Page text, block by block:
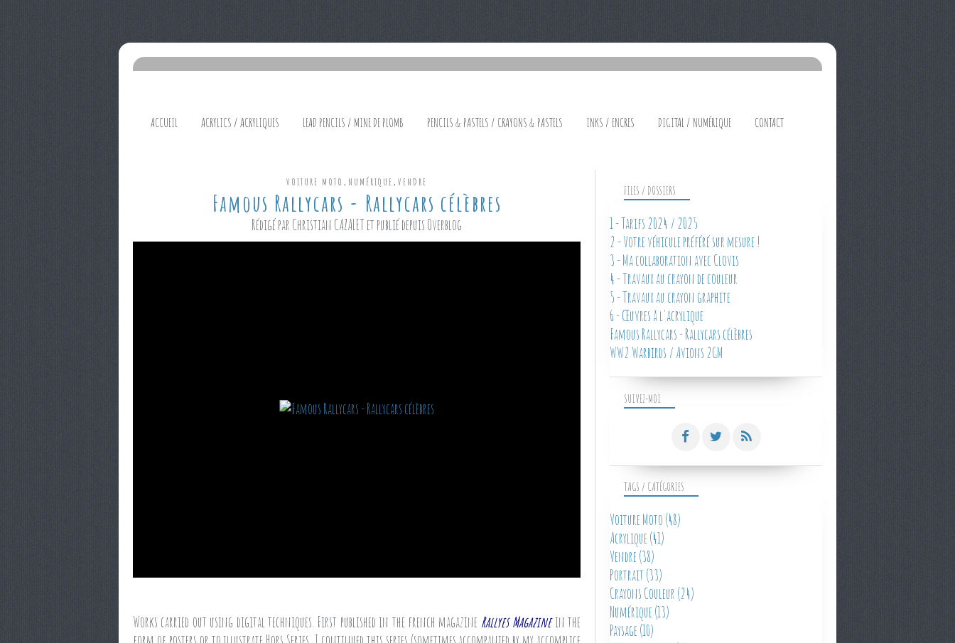
ACCUEIL ACRYLICS / ACRYLIQUES LEAD PENCILS / MINE DE PLOMB PENCILS & PASTELS / CRAYONS & PASTELS INKS / ENCRES DIGITAL / NUMÉRIQUE CONTACT
VOITURE MOTO , NUMÉRIQUE , VENDRE
Famous Rallycars - Rallycars célèbres
Rédigé par Christian CAZALET et publié depuis Overblog
Works carried out using digital techniques. First published in the french magazine Rallyes Magazinein the
SUIVEZ-MOI
FILES / DOSSIERS
1 - Tarifs 2024 / 2025
2 - Votre véhicule préféré sur mesure !
3 - Ma collaboration avec Clovis
4 - Travaux au crayon de couleur
5 - Travaux au crayon graphite
6 - Œuvres à l'acrylique
Famous Rallycars - Rallycars célèbres
WW2 Warbirds / Avions 2GM
TAGS / CATÉGORIES
Voiture Moto (48)
Acrylique (41)
Vendre (38)
Portrait (33)
Crayons Couleur (24)
Numérique (13)
Paysage (10)